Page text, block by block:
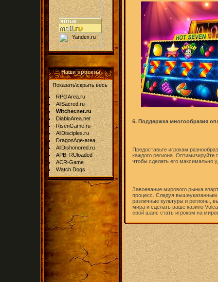
Наши проекты
Показать\скрыть весь
RPGArea.ru
AllSacred.ru
Witcher.net.ru
DiabloArea.net
RisenGame.ru
AllDisciples.ru
DragonAge-area
AllDishonored.ru
APB: RUloaded
ACR-Game
Watch Dogs
6. Поддержка многообразия
Предоставьте игрокам
каждого региона.
чтобы сделать его максимально
Завоевание мирового рынка
процесс. Следуя вышеуказанным
различные культуры и регионы,
мира и сделать ваше казино
свой шанс стать игроком на